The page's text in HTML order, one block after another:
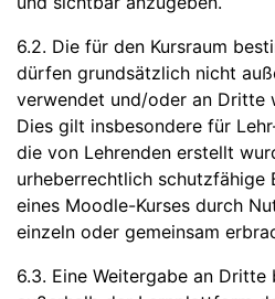
6.2. Die für den Kursraum
dürfen grundsätzlich nicht
verwendet und/oder an Dritte
Dies gilt insbesondere für
die von Lehrenden erstellt
urheberrechtlich schutzfähige
eines Moodle-Kurses durch
einzeln oder gemeinsam
6.3. Eine Weitergabe an Dritte